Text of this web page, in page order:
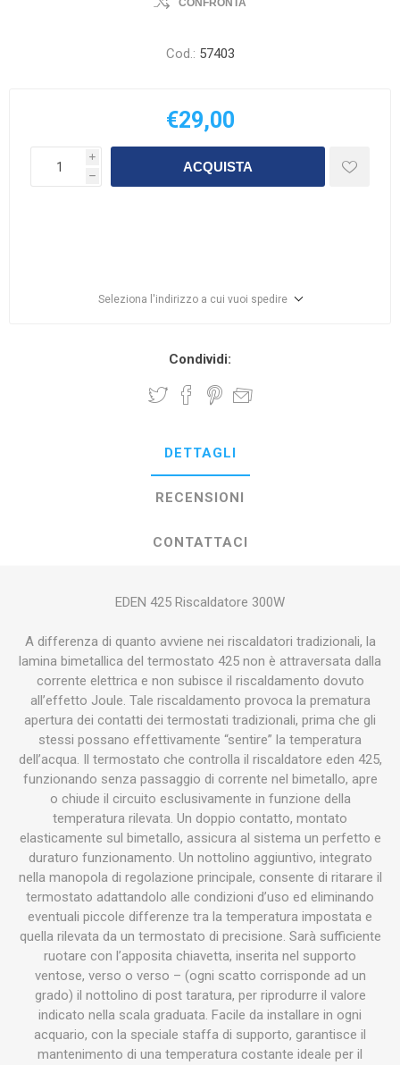
CONFRONTA
Cod.: 57403
€29,00
i
h
ACQUISTA
Seleziona l'indirizzo a cui vuoi spedire
Condividi:
DETTAGLI
RECENSIONI
CONTATTACI
EDEN 425 Riscaldatore 300W
A differenza di quanto avviene nei riscaldatori tradizionali, la
lamina bimetallica del termostato 425 non è attraversata dalla
corrente elettrica e non subisce il riscaldamento dovuto
all’effetto Joule. Tale riscaldamento provoca la prematura
apertura dei contatti dei termostati tradizionali, prima che gli
stessi possano effettivamente “sentire” la temperatura
dell’acqua. Il termostato che controlla il riscaldatore eden 425,
funzionando senza passaggio di corrente nel bimetallo, apre
o chiude il circuito esclusivamente in funzione della
temperatura rilevata. Un doppio contatto, montato
elasticamente sul bimetallo, assicura al sistema un perfetto e
duraturo funzionamento. Un nottolino aggiuntivo, integrato
nella manopola di regolazione principale, consente di ritarare il
termostato adattandolo alle condizioni d’uso ed eliminando
eventuali piccole differenze tra la temperatura impostata e
quella rilevata da un termostato di precisione. Sarà sufficiente
ruotare con l’apposita chiavetta, inserita nel supporto
ventose, verso o verso – (ogni scatto corrisponde ad un
grado) il nottolino di post taratura, per riprodurre il valore
indicato nella scala graduata. Facile da installare in ogni
acquario, con la speciale staffa di supporto, garantisce il
mantenimento di una temperatura costante ideale per il